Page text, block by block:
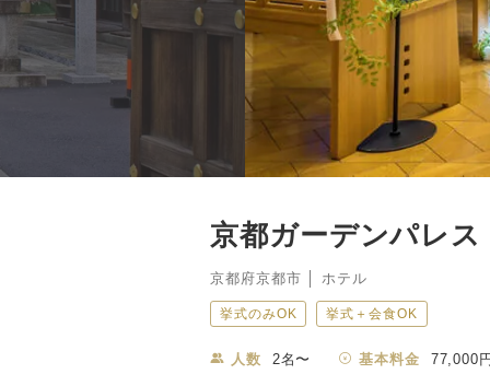
京都ガーデンパレス
京都府京都市 │ ホテル
挙式のみOK 挙式＋会食OK
人数 2名〜 基本料金 77,000